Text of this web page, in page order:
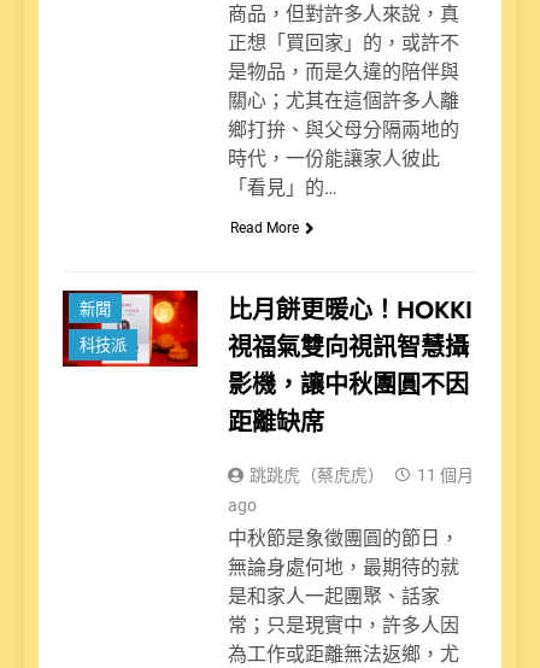
商品，但對許多人來說，真
正想「買回家」的，或許不
是物品，而是久違的陪伴與
關心；尤其在這個許多人離
鄉打拚、與父母分隔兩地的
時代，一份能讓家人彼此
「看見」的…
Read More
新聞
科技派
比月餅更暖心！HOKKI
視福氣雙向視訊智慧攝
影機，讓中秋團圓不因
距離缺席
跳跳虎（蔡虎虎）
11 個月
ago
中秋節是象徵團圓的節日，
無論身處何地，最期待的就
是和家人一起團聚、話家
常；只是現實中，許多人因
為工作或距離無法返鄉，尤